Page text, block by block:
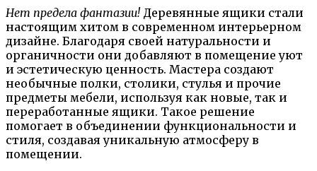
Нет предела фантазии!Деревянные ящики стали
настоящим хитом в современном интерьерном
дизайне. Благодаря своей натуральности и
органичности они добавляют в помещение уют
и эстетическую ценность. Мастера создают
необычные полки, столики, стулья и прочие
предметы мебели, используя как новые, так и
переработанные ящики. Такое решение
помогает в объединении функциональности и
стиля, создавая уникальную атмосферу в
помещении.